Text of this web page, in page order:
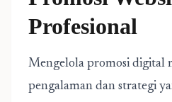
Profesional
Mengelola promosi digital
pengalaman dan strategi